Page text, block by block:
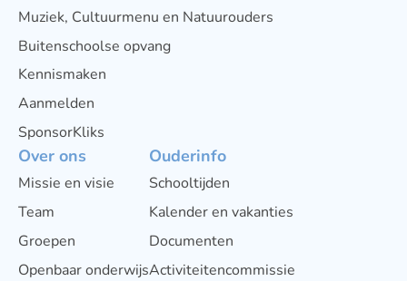
Muziek, Cultuurmenu en Natuurouders
Buitenschoolse opvang
Kennismaken
Aanmelden
SponsorKliks
Over ons
Missie en visie
Team
Groepen
Openbaar onderwijs
Ouderinfo
Schooltijden
Kalender en vakanties
Documenten
Activiteitencommissie